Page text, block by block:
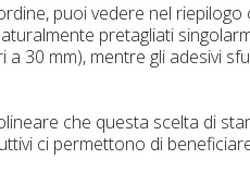
puoi vedere nel riepilogo
pretagliati
30 mm), mentre gli adesivi
che questa scelta di
ci permettono di